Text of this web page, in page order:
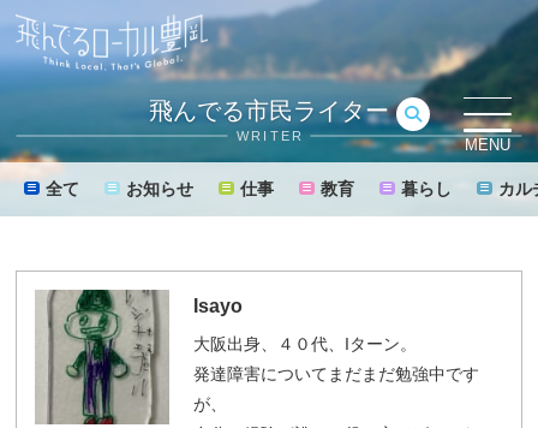
飛んでる市民ライター
WRITER
MENU
全て お知らせ 仕事 教育 暮らし カル
Isayo
大阪出身、４０代、Iターン。
発達障害についてまだまだ勉強中です
が、